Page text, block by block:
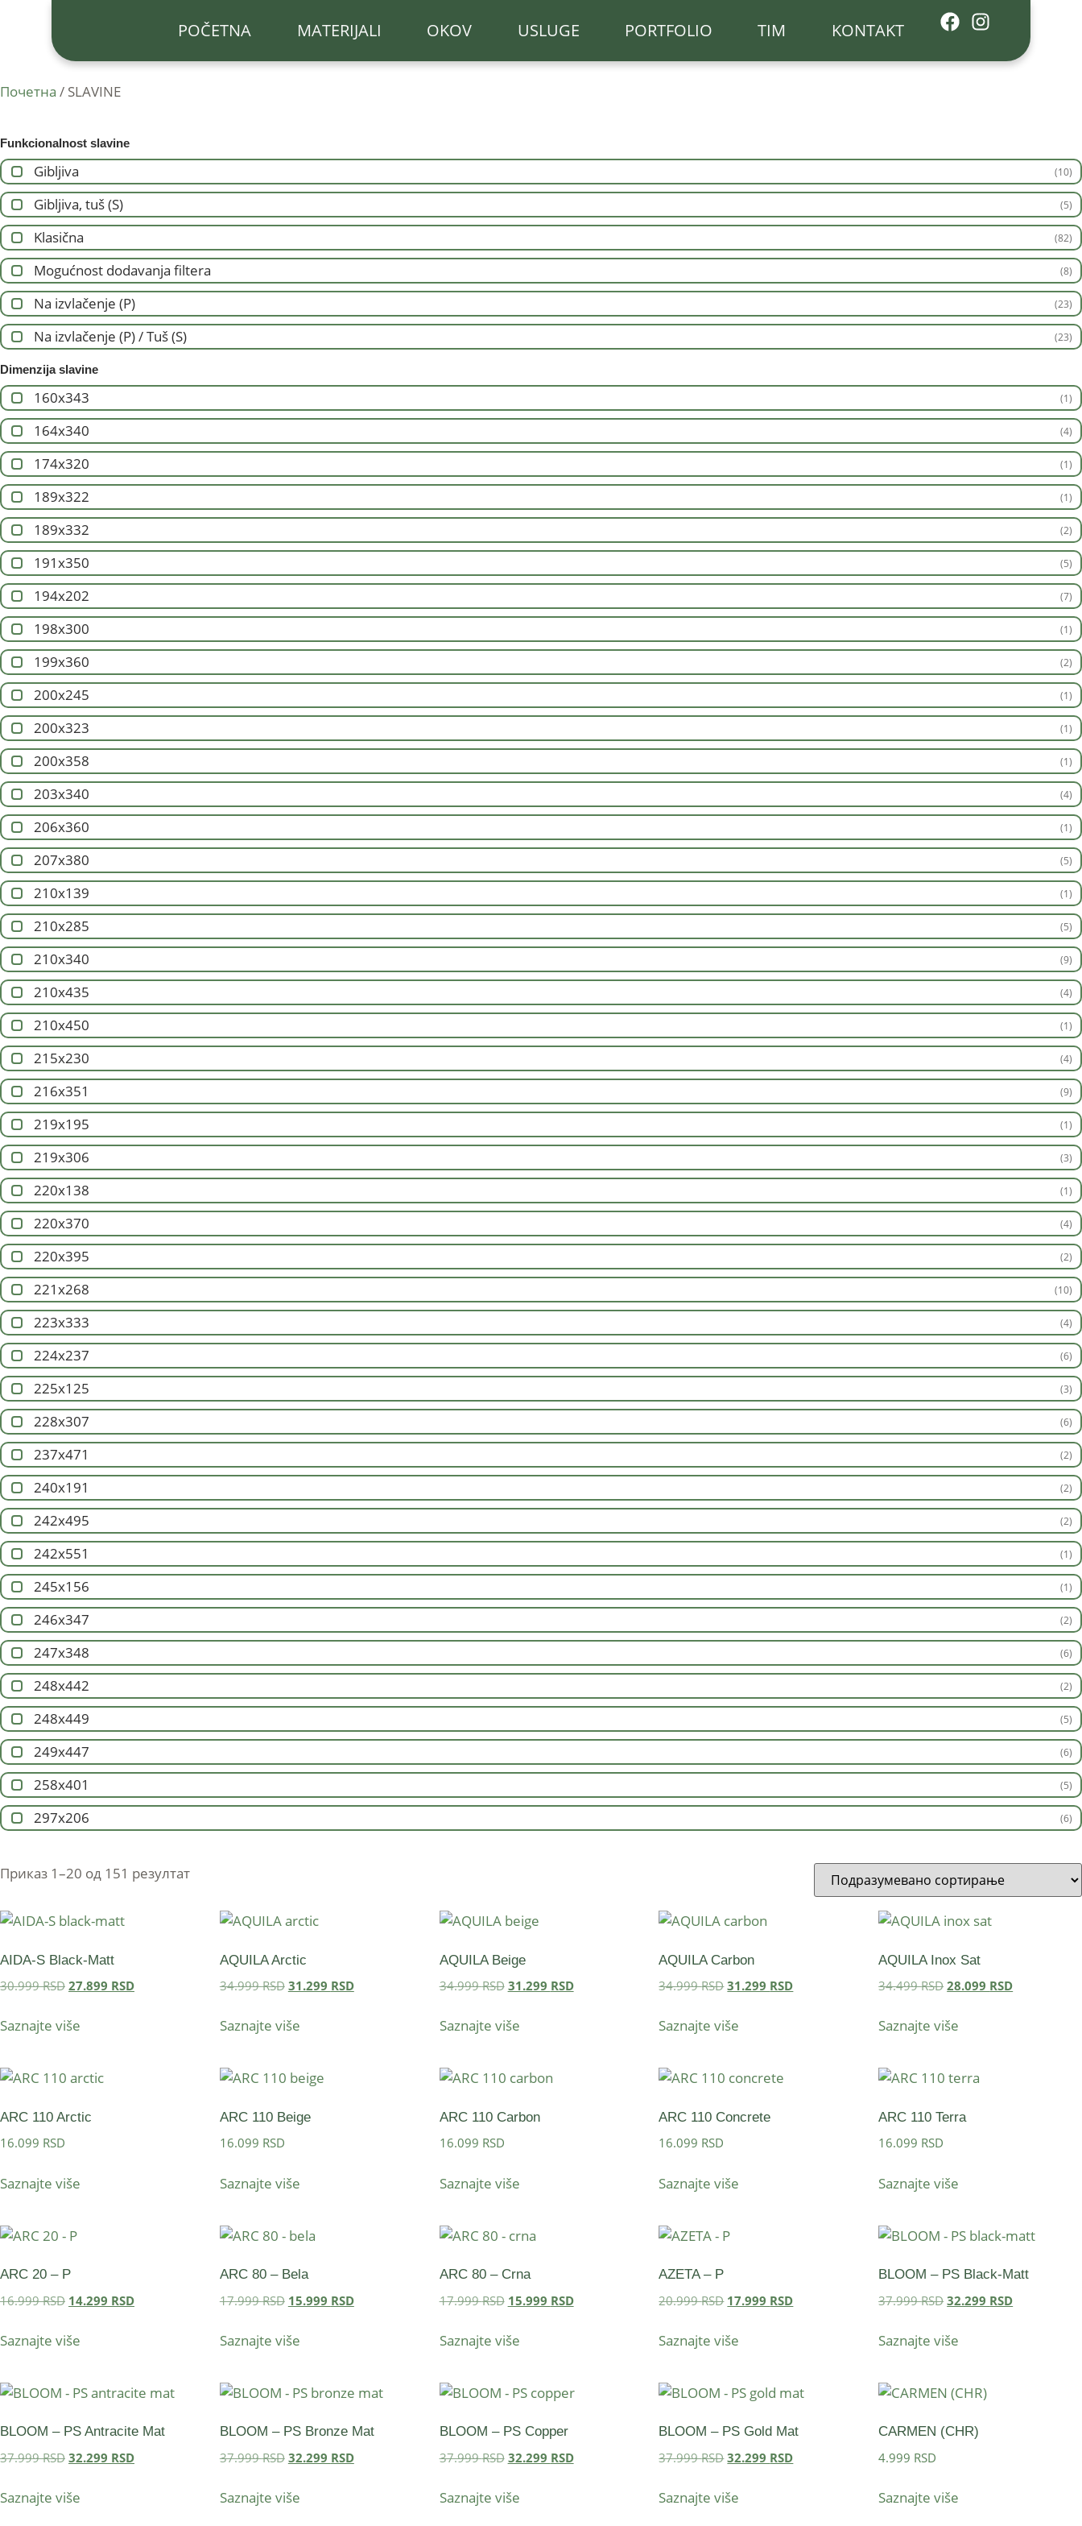
POČETNA MATERIJALI OKOV USLUGE PORTFOLIO TIM KONTAKT
Почетна / SLAVINE
Funkcionalnost slavine
Gibljiva (10)
Gibljiva, tuš (S) (5)
Klasična (82)
Mogućnost dodavanja filtera (8)
Na izvlačenje (P) (23)
Na izvlačenje (P) / Tuš (S) (23)
Dimenzija slavine
160x343 (1)
164x340 (4)
174x320 (1)
189x322 (1)
189x332 (2)
191x350 (5)
194x202 (7)
198x300 (1)
199x360 (2)
200x245 (1)
200x323 (1)
200x358 (1)
203x340 (4)
206x360 (1)
207x380 (5)
210x139 (1)
210x285 (5)
210x340 (9)
210x435 (4)
210x450 (1)
215x230 (4)
216x351 (9)
219x195 (1)
219x306 (3)
220x138 (1)
220x370 (4)
220x395 (2)
221x268 (10)
223x333 (4)
224x237 (6)
225x125 (3)
228x307 (6)
237x471 (2)
240x191 (2)
242x495 (2)
242x551 (1)
245x156 (1)
246x347 (2)
247x348 (6)
248x442 (2)
248x449 (5)
249x447 (6)
258x401 (5)
297x206 (6)
Приказ 1–20 од 151 резултат
AIDA-S Black-Matt
30.999RSD 27.899 RSD
Saznajte više
AQUILA Arctic
34.999RSD 31.299 RSD
Saznajte više
AQUILA Beige
34.999RSD 31.299 RSD
Saznajte više
AQUILA Carbon
34.999RSD 31.299 RSD
Saznajte više
AQUILA Inox Sat
34.499RSD 28.099 RSD
Saznajte više
ARC 110 Arctic
16.099 RSD
Saznajte više
ARC 110 Beige
16.099 RSD
Saznajte više
ARC 110 Carbon
16.099 RSD
Saznajte više
ARC 110 Concrete
16.099 RSD
Saznajte više
ARC 110 Terra
16.099 RSD
Saznajte više
ARC 20 – P
16.999RSD 14.299 RSD
Saznajte više
ARC 80 – Bela
17.999RSD 15.999 RSD
Saznajte više
ARC 80 – Crna
17.999RSD 15.999 RSD
Saznajte više
AZETA – P
20.999RSD 17.999 RSD
Saznajte više
BLOOM – PS Black-Matt
37.999RSD 32.299 RSD
Saznajte više
BLOOM – PS Antracite Mat
37.999RSD 32.299 RSD
Saznajte više
BLOOM – PS Bronze Mat
37.999RSD 32.299 RSD
Saznajte više
BLOOM – PS Copper
37.999RSD 32.299 RSD
Saznajte više
BLOOM – PS Gold Mat
37.999RSD 32.299 RSD
Saznajte više
CARMEN (CHR)
4.999 RSD
Saznajte više